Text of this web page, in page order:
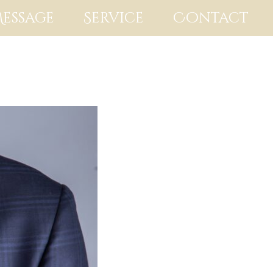
Service Contact